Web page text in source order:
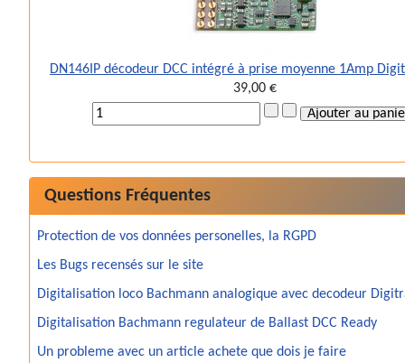
DN146IP décodeur DCC intégré à prise moyenne 1Amp
39,00 €
Questions Fréquentes
Protection de vos données personelles, la RGPD
Les Bugs recensés sur le site
Digitalisation loco Bachmann analogique avec decodeur
Digitalisation Bachmann regulateur de Ballast DCC Ready
Un probleme avec un article achete que dois je faire